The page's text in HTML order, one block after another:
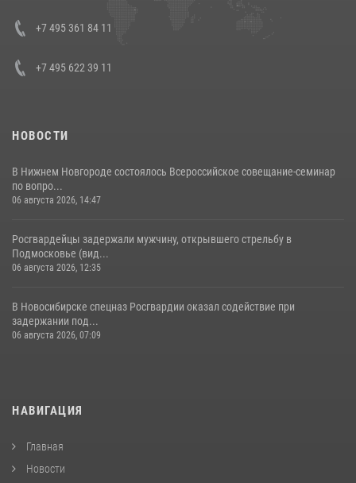
+7 495 361 84 11
+7 495 622 39 11
НОВОСТИ
В Нижнем Новгороде состоялось Всероссийское совещание-семинар
по вопро...
06 августа 2026, 14:47
Росгвардейцы задержали мужчину, открывшего стрельбу в
Подмосковье (вид...
06 августа 2026, 12:35
В Новосибирске спецназ Росгвардии оказал содействие при
задержании под...
06 августа 2026, 07:09
НАВИГАЦИЯ
Главная
Новости